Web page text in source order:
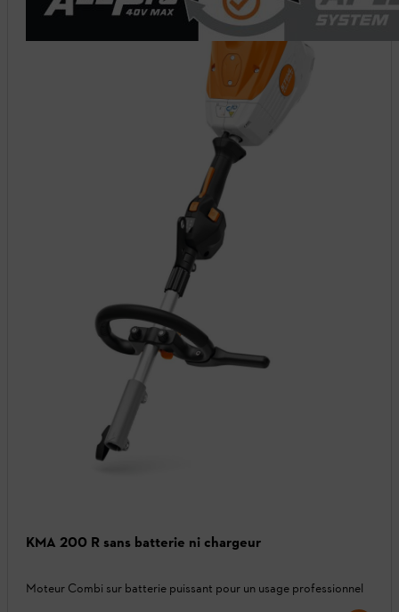
KMA 200 R sans batterie ni chargeur
Moteur Combi sur batterie puissant pour un usage professionnel